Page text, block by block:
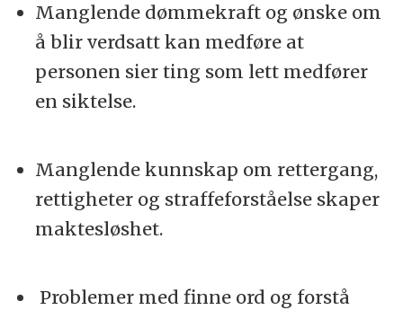
Manglende dømmekraft og ønske om
å blir verdsatt kan medføre at
personen sier ting som lett medfører
en siktelse.
Manglende kunnskap om rettergang,
rettigheter og straffeforståelse skaper
maktesløshet.
Problemer med finne ord og forstå